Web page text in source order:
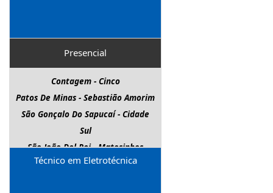
São Gonçalo Do Rio Abaixo -
Guanabara
São João Del Rei - Matosinhos
Várzea Da Palma - Paulo Sexto
Presencial
Contagem - Cinco
Patos De Minas - Sebastião Amorim
São Gonçalo Do Sapucaí - Cidade
Sul
São João Del Rei - Matosinhos
Técnico em Eletrotécnica